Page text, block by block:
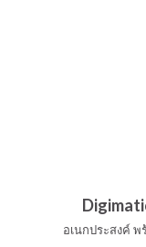
อเนกประสงค์